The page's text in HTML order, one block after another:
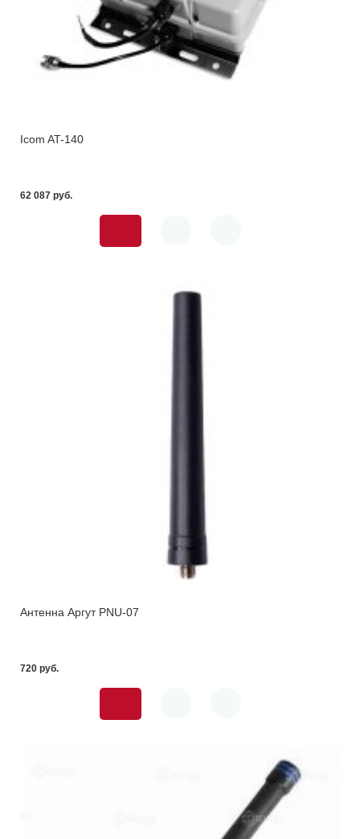
Icom AT-140
62 087 pуб.
Антенна Аргут PNU-07
720 pуб.